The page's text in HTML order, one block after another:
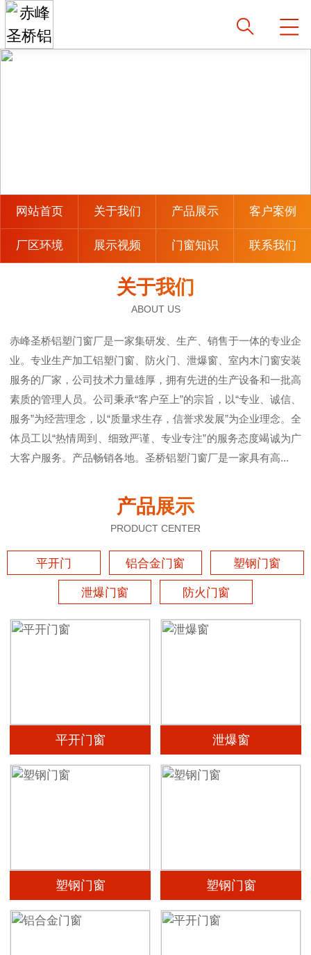
网站首页 关于我们 产品展示 客户案例
厂区环境 展示视频 门窗知识 联系我们
关于我们
ABOUT US
赤峰圣桥铝塑门窗厂是一家集研发、生产、销售于一体的专业企
业。专业生产加工铝塑门窗、防火门、泄爆窗、室内木门窗安装
服务的厂家，公司技术力量雄厚，拥有先进的生产设备和一批高
素质的管理人员。公司秉承“客户至上”的宗旨，以“专业、诚信、
服务”为经营理念，以“质量求生存，信誉求发展”为企业理念。全
体员工以“热情周到、细致严谨、专业专注”的服务态度竭诚为广
大客户服务。产品畅销各地。圣桥铝塑门窗厂是一家具有高...
产品展示
PRODUCT CENTER
平开门 铝合金门窗 塑钢门窗
泄爆门窗 防火门窗
平开门窗 泄爆窗
塑钢门窗 塑钢门窗